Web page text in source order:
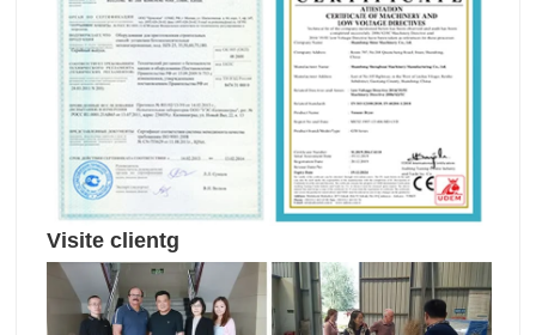
Visite clientg